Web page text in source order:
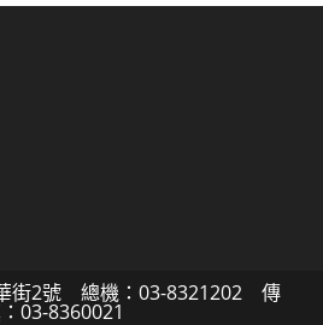
街2號 總機：03-8321202 傳
03-8360021